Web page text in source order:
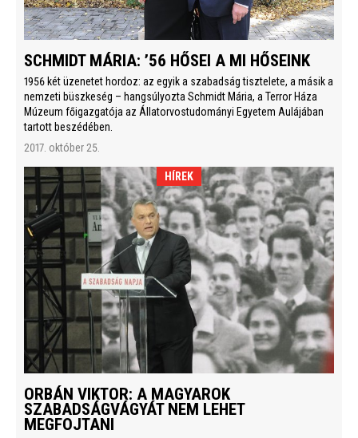
SCHMIDT MÁRIA: ’56 HŐSEI A MI HŐSEINK
1956 két üzenetet hordoz: az egyik a szabadság tisztelete, a másik a
nemzeti büszkeség – hangsúlyozta Schmidt Mária, a Terror Háza
Múzeum főigazgatója az Állatorvostudományi Egyetem Aulájában
tartott beszédében.
2017. október 25.
HÍREK
ORBÁN VIKTOR: A MAGYAROK
SZABADSÁGVÁGYÁT NEM LEHET
MEGFOJTANI